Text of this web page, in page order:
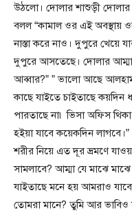
উঠলো। দোলার শাশুড়ী দোলার
বলল “কামাল ওর এই অবস্থায়
নাস্তা করে নাও। দুপুরে খেয়ে
দুপুরে আসতেছে। দোলার
আব্বার?” ” ভালো আছে
কাছে যাইতে চাইতাছে কয়দিন
পারতাছে না৷ ভিসা অফিস
হইয়া যাবে কয়েকদিন
শরীর নিয়ে এত দূর ভ্রমণে
সামলাবে? আম্মা যে মাঝে
যাইতাছে মনে হয় আমরাও
তোমরা মানে? তুমি আর